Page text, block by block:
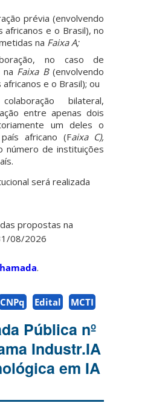
prévia (envolvendo
e o Brasil), no
na Faixa A;
no caso de
Faixa B(envolvendo
e o Brasil); ou
bilateral,
entre apenas dois
um deles o
africano (Faixa C),
número de instituições
será realizada
propostas na
08/2026
.
CNPq Edital MCTI
Pública nº
Industr.IA
em IA